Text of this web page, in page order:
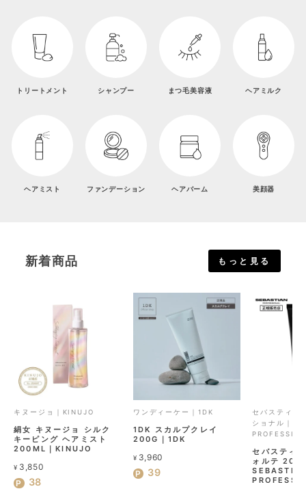
トリートメント シャンプー まつ毛美容液 ヘアミルク
ヘアミスト ファンデーション ヘアバーム 美顔器
新着商品 もっと見る
キヌージョ｜KINUJO
絹女 キヌージョ シルク
キーピング ヘアミスト
200ML｜KINUJO
¥ 3,850
38
ワンディーケー｜1DK
1DK スカルプクレイ
200G｜1DK
¥ 3,960
39
セバスティア
ショナル｜
セバスティ
ォルテ